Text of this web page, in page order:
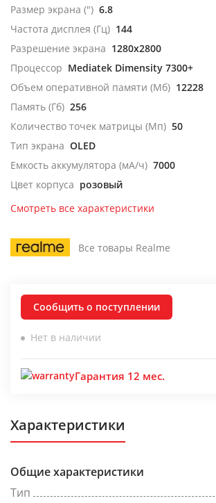
Размер экрана (") 6.8
Частота дисплея (Гц) 144
Разрешение экрана 1280x2800
Процессор Mediatek Dimensity 7300+
Объем оперативной памяти (Мб) 12228
Память (Гб) 256
Количество точек матрицы (Мп) 50
Тип экрана OLED
Емкость аккумулятора (мА/ч) 7000
Цвет корпуса розовый
Смотреть все характеристики
Все товары Realme
Сообщить о поступлении
Нет в наличии
Гарантия 12 мес.
Характеристики
Общие характеристики
Тип